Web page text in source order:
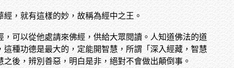
，就有這樣的妙，故稱為經中之王。
可以從他處請來佛經，供給大眾閱讀。人知道佛法的道
種功德是最大的，定能開智慧，所謂「深入經藏，智慧
後，辨別善惡，明白是非，絕對不會做出顛倒事。